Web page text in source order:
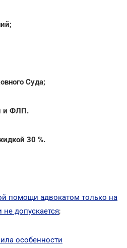
Суда;
и ФЛП.
30 %.
помощи адвокатом только на
допускается;
особенности